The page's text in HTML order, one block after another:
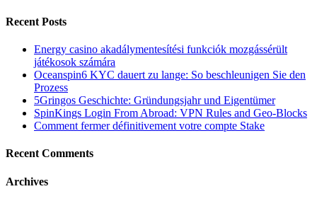
Recent Posts
Energy casino akadálymentesítési funkciók mozgássérült
játékosok számára
Oceanspin6 KYC dauert zu lange: So beschleunigen Sie den
Prozess
5Gringos Geschichte: Gründungsjahr und Eigentümer
SpinKings Login From Abroad: VPN Rules and Geo-Blocks
Comment fermer définitivement votre compte Stake
Recent Comments
Archives